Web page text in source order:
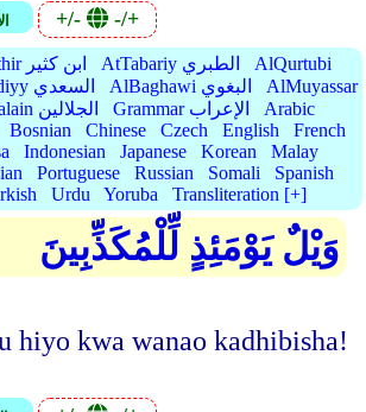
+/- -/+
IbnKathir ابن كثير AtTabariy الطبري
AlQurtubi
AsSaadiyy السعدي AlBaghawi البغوي
AlMuyassar
AlJalalain الجلالين Grammar الإعراب
Arabic
Bosnian Chinese Czech English
French
Indonesian Japanese Korean
Malay
Portuguese Russian Somali
Spanish
Urdu Yoruba Transliteration [+]
وَيْلٌ يَوْمَئِذٍ لِّلْمُكَذِّبِينَ
hiyo kwa wanao kadhibisha!